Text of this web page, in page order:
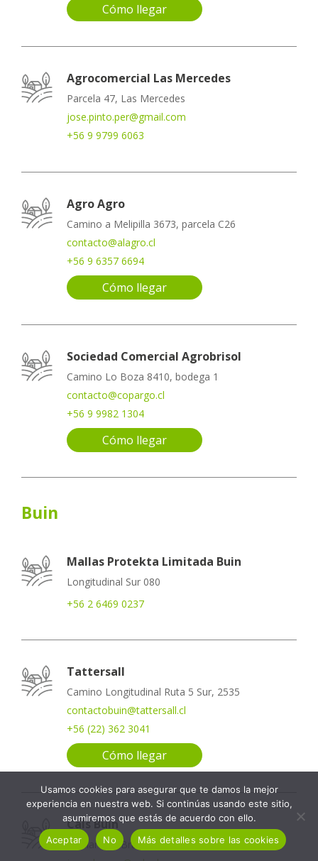
Cómo llegar
Agrocomercial Las Mercedes
Parcela 47, Las Mercedes
jose.pinto.per@gmail.com
+56 9 9799 6063
Agro Agro
Camino a Melipilla 3673, parcela C26
contacto@alagro.cl
+56 9 6357 6694
Cómo llegar
Sociedad Comercial Agrobrisol
Camino Lo Boza 8410, bodega 1
contacto@copargo.cl
+56 9 9982 1304
Cómo llegar
Buin
Mallas Protekta Limitada Buin
Longitudinal Sur 080
+56 2 6469 0237
Tattersall
Camino Longitudinal Ruta 5 Sur, 2535
contactobuin@tattersall.cl
+56 (22) 362 3041
Cómo llegar
Cals Buin
Bernardino Bravo 0151
Usamos cookies para asegurar que te damos la mejor
experiencia en nuestra web. Si continúas usando este sitio,
asumiremos que estás de acuerdo con ello.
Aceptar
No Más detalles sobre las cookies